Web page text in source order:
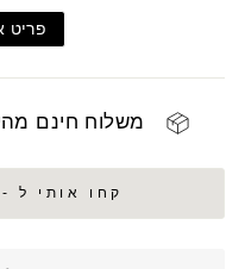
פריט
משלוח חינם מהיר
קחו אותי ל - MOTHER OFALL